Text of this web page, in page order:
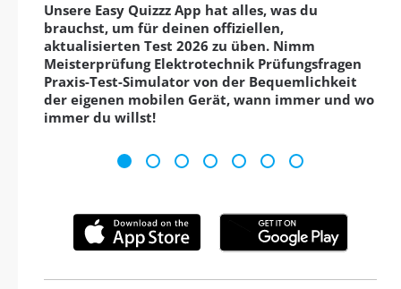
Unsere Easy Quizzz App hat alles, was du
brauchst, um für deinen offiziellen,
aktualisierten Test 2026 zu üben. Nimm
Meisterprüfung Elektrotechnik Prüfungsfragen
Praxis-Test-Simulator von der Bequemlichkeit
der eigenen mobilen Gerät, wann immer und wo
immer du willst!